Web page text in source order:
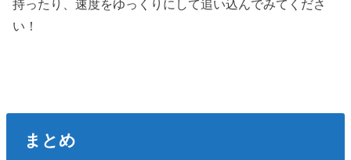
持ったり、速度をゆっくりにして追い込んでみてくださ
い！
まとめ